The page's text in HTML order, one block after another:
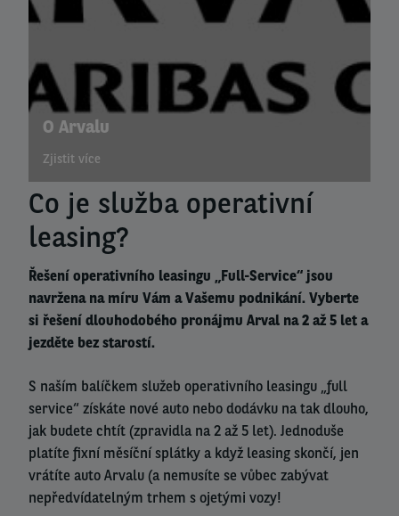
O Arvalu
Zjistit více
Co je služba operativní
leasing?
Řešení operativního leasingu „Full-Service“ jsou
navržena na míru Vám a Vašemu podnikání. Vyberte
si řešení dlouhodobého pronájmu Arval na 2 až 5 let a
jezděte bez starostí.
S naším balíčkem služeb operativního leasingu „full
service“ získáte nové auto nebo dodávku na tak dlouho,
jak budete chtít (zpravidla na 2 až 5 let). Jednoduše
platíte fixní měsíční splátky a když leasing skončí, jen
vrátíte auto Arvalu (a nemusíte se vůbec zabývat
nepředvídatelným trhem s ojetými vozy!